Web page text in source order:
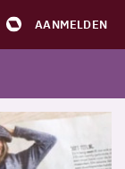
AANMELDEN